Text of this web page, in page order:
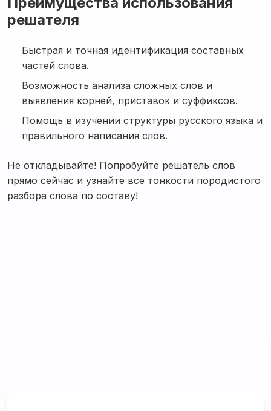
решателя
Быстрая и точная идентификация составных
частей слова.
Возможность анализа сложных слов и
выявления корней, приставок и суффиксов.
Помощь в изучении структуры русского языка и
правильного написания слов.
Не откладывайте! Попробуйте решатель слов
прямо сейчас и узнайте все тонкости породистого
разбора слова по составу!